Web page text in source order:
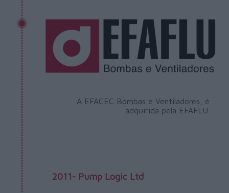
A EFACEC Bombas e Ventiladores, é
adquirida pela EFAFLU.
2011- Pump Logic Ltd